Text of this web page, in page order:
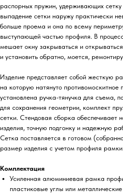
распорных пружин, удерживающих
выпадение сетки наружу практически
больше проема и она по всему
выступающей частью профиля. В
мешает окну закрываться и
и установить обратно, моется,
Изделие представляет собой жесткую
на которую натянуто противомоскитное
установлена ручка-тянучка для съема,
для сохранения геометрии, комплект
сетки. Стендовая сборка обеспечивает
изделия, точную подгонку и надежную
Сетка поставляется в готовом
размер изделия с учетом профиля рамки.
Комплектация
Усиленная алюминиевая рамка
пластиковые углы или